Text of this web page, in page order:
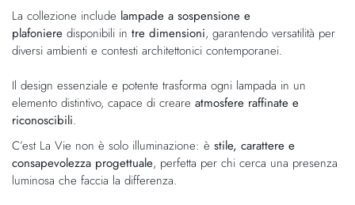
La collezione include lampade a sospensione e
plafoniere disponibili in tre dimensioni, garantendo versatilità per
diversi ambienti e contesti architettonici contemporanei.
Il design essenziale e potente trasforma ogni lampada in un
elemento distintivo, capace di creare atmosfere raffinate e
riconoscibili.
C’est La Vie non è solo illuminazione: è stile, carattere e
consapevolezza progettuale, perfetta per chi cerca una presenza
luminosa che faccia la differenza.